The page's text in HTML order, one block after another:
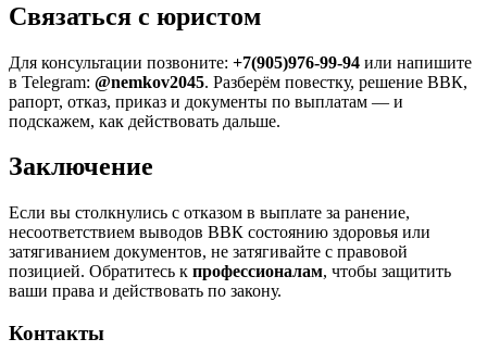
Связаться с юристом
Для консультации позвоните: +7(905)976-99-94 или напишите
в Telegram: @nemkov2045. Разберём повестку, решение ВВК,
рапорт, отказ, приказ и документы по выплатам — и
подскажем, как действовать дальше.
Заключение
Если вы столкнулись с отказом в выплате за ранение,
несоответствием выводов ВВК состоянию здоровья или
затягиванием документов, не затягивайте с правовой
позицией. Обратитесь к профессионалам, чтобы защитить
ваши права и действовать по закону.
Контакты